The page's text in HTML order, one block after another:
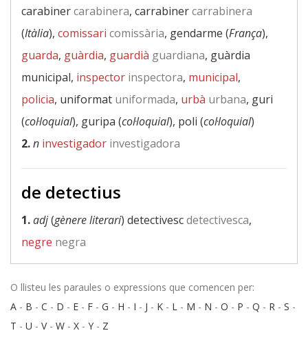
carabinercarabinera, carrabinercarrabinera
(Itàlia), comissari comissària, gendarme (França),
guarda, guàrdia, guardià guardiana, guàrdia
municipal, inspector inspectora, municipal,
policia, uniformat uniformada, urbà urbana, guri
(col·loquial), guripa (col·loquial), poli (col·loquial)
2.n investigador investigadora
de detectius
1.adj(gènere literari) detectivescdetectivesca,
negre negra
O llisteu les paraules o expressions que comencen per:
A - B - C - D - E - F - G - H - I - J - K - L - M - N - O - P - Q - R - S -
T - U - V- W - X - Y - Z